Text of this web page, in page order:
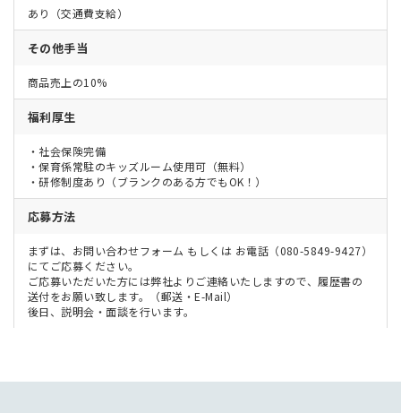
あり（交通費支給）
その他手当
商品売上の10%
福利厚生
・社会保険完備
・保育係常駐のキッズルーム使用可（無料）
・研修制度あり（ブランクのある方でもOK！）
応募方法
まずは、お問い合わせフォーム もしくは お電話（080-5849-9427）
にてご応募ください。
ご応募いただいた方には弊社よりご連絡いたしますので、履歴書の
送付をお願い致します。（郵送・E-Mail）
後日、説明会・面談を行います。